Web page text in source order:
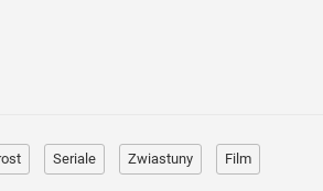
Seriale Zwiastuny Film